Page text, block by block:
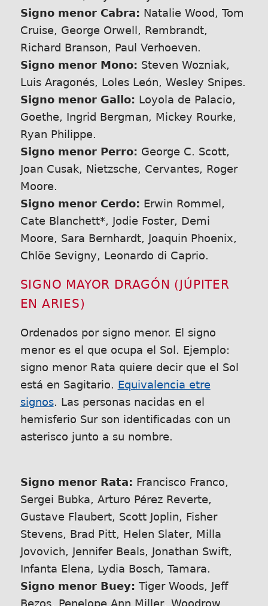
Signo menor Cabra: Natalie Wood, Tom
Cruise, George Orwell, Rembrandt,
Richard Branson, Paul Verhoeven.
Signo menor Mono: Steven Wozniak,
Luis Aragonés, Loles León, Wesley Snipes.
Signo menor Gallo: Loyola de Palacio,
Goethe, Ingrid Bergman, Mickey Rourke,
Ryan Philippe.
Signo menor Perro: George C. Scott,
Joan Cusak, Nietzsche, Cervantes, Roger
Moore.
Signo menor Cerdo: Erwin Rommel,
Cate Blanchett*, Jodie Foster, Demi
Moore, Sara Bernhardt, Joaquin Phoenix,
Chlöe Sevigny, Leonardo di Caprio.
SIGNO MAYOR DRAGÓN (JÚPITER
EN ARIES)
Ordenados por signo menor. El signo
menor es el que ocupa el Sol. Ejemplo:
signo menor Rata quiere decir que el Sol
está en Sagitario. Equivalencia etre
signos. Las personas nacidas en el
hemisferio Sur son identificadas con un
asterisco junto a su nombre.
Signo menor Rata: Francisco Franco,
Sergei Bubka, Arturo Pérez Reverte,
Gustave Flaubert, Scott Joplin, Fisher
Stevens, Brad Pitt, Helen Slater, Milla
Jovovich, Jennifer Beals, Jonathan Swift,
Infanta Elena, Lydia Bosch, Tamara.
Signo menor Buey: Tiger Woods, Jeff
Bezos, Penelope Ann Miller, Woodrow